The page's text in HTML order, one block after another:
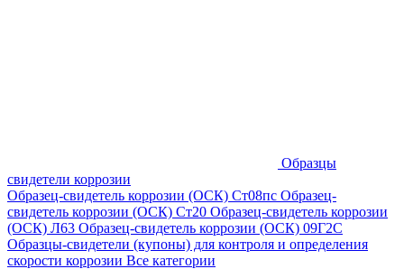
Образцы
свидетели коррозии
Образец-свидетель коррозии (ОСК) Ст08пс Образец-
свидетель коррозии (ОСК) Ст20 Образец-свидетель коррозии
(ОСК) Л63 Образец-свидетель коррозии (ОСК) 09Г2С
Образцы-свидетели (купоны) для контроля и определения
скорости коррозии Все категории